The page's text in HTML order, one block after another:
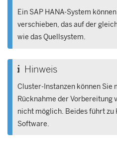
Ein SAP HANA-System
verschieben, das auf der
wie das Quellsystem.
Hinweis
Cluster-Instanzen können Sie
Rücknahme der Vorbereitung
nicht möglich. Beides führt
Software.